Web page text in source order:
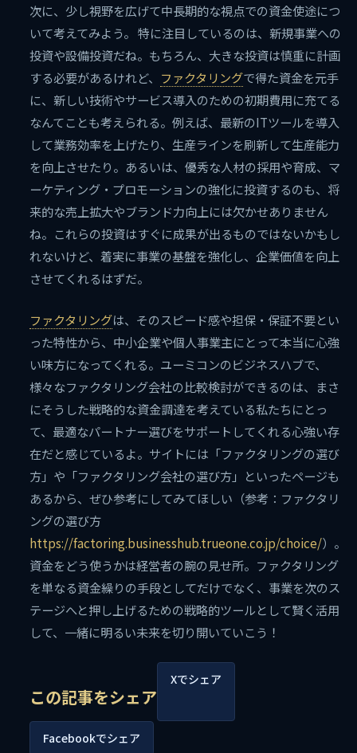
次に、少し視野を広げて中長期的な視点での資金使途につ
いて考えてみよう。 特に注目しているのは、新規事業への
投資や設備投資だね。もちろん、大きな投資は慎重に計画
する必要があるけれど、 ファクタリングで得た資金を元手
に、新しい技術やサービス導入のための初期費用に充てる
なんてことも考えられる。例えば、最新のITツールを導入
して業務効率を上げたり、生産ラインを刷新して生産能力
を向上させたり。あるいは、優秀な人材の採用や育成、マ
ーケティング・プロモーションの強化に投資するのも、将
来的な売上拡大やブランド力向上には欠かせありません
ね。これらの投資はすぐに成果が出るものではないかもし
れないけど、着実に事業の基盤を強化し、企業価値を向上
させてくれるはずだ。
ファクタリングは、そのスピード感や担保・保証不要とい
った特性から、中小企業や個人事業主にとって本当に心強
い味方になってくれる。ユーミコンのビジネスハブで、
様々なファクタリング会社の比較検討ができるのは、まさ
にそうした戦略的な資金調達を考えている私たちにとっ
て、最適なパートナー選びをサポートしてくれる心強い存
在だと感じているよ。サイトには「ファクタリングの選び
方」や「ファクタリング会社の選び方」といったページも
あるから、ぜひ参考にしてみてほしい（参考：ファクタリ
ングの選び方
https://factoring.businesshub.trueone.co.jp/choice/）。
資金をどう使うかは経営者の腕の見せ所。ファクタリング
を単なる資金繰りの手段としてだけでなく、事業を次のス
テージへと押し上げるための戦略的ツールとして賢く活用
して、一緒に明るい未来を切り開いていこう！
この記事をシェア
Xでシェア
Facebookでシェア